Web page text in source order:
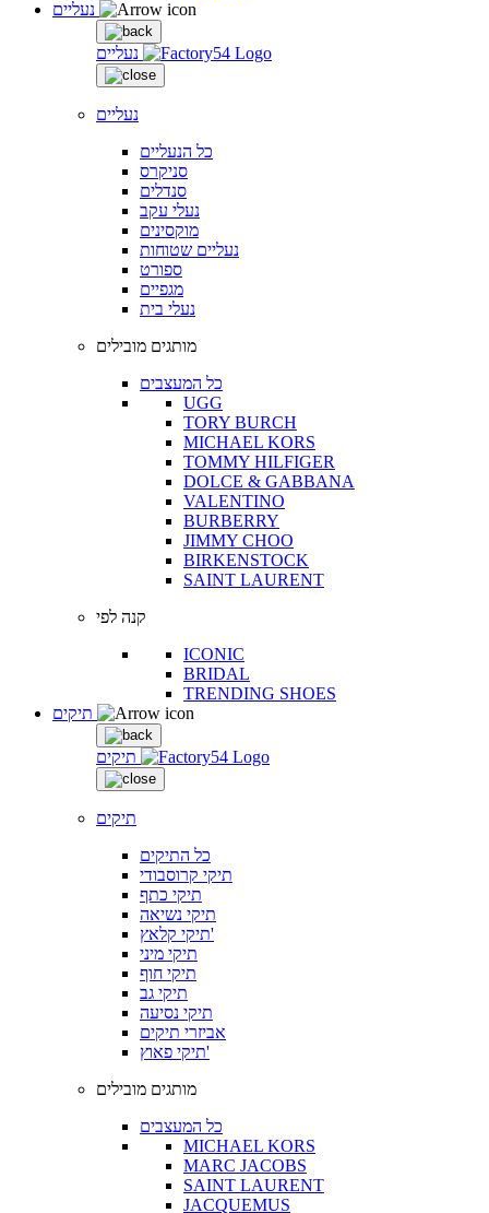
נעליים
נעליים
כל הנעליים
סניקרס
סנדלים
נעלי עקב
מוקסינים
נעליים שטוחות
ספורט
מגפיים
נעלי בית
מותגים מובילים
כל המעצבים
UGG
TORY BURCH
MICHAEL KORS
TOMMY HILFIGER
DOLCE & GABBANA
VALENTINO
BURBERRY
JIMMY CHOO
BIRKENSTOCK
SAINT LAURENT
קנה לפי
ICONIC
BRIDAL
TRENDING SHOES
תיקים
תיקים
כל התיקים
תיקי קרוסבודי
תיקי כתף
תיקי נשיאה
תיקי קלאץ'
תיקי מיני
תיקי חוף
תיקי גב
תיקי נסיעה
אביזרי תיקים
תיקי פאוץ'
מותגים מובילים
כל המעצבים
MICHAEL KORS
MARC JACOBS
SAINT LAURENT
JACQUEMUS